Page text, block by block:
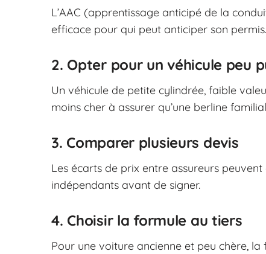
L’AAC (apprentissage anticipé de la
efficace pour qui peut anticiper son permis.
2. Opter pour un véhicule peu
Un véhicule de petite cylindrée, faible
moins cher à assurer qu’une berline
3. Comparer plusieurs devis
Les écarts de prix entre assureurs
indépendants avant de signer.
4. Choisir la formule au tiers
Pour une voiture ancienne et peu chère,